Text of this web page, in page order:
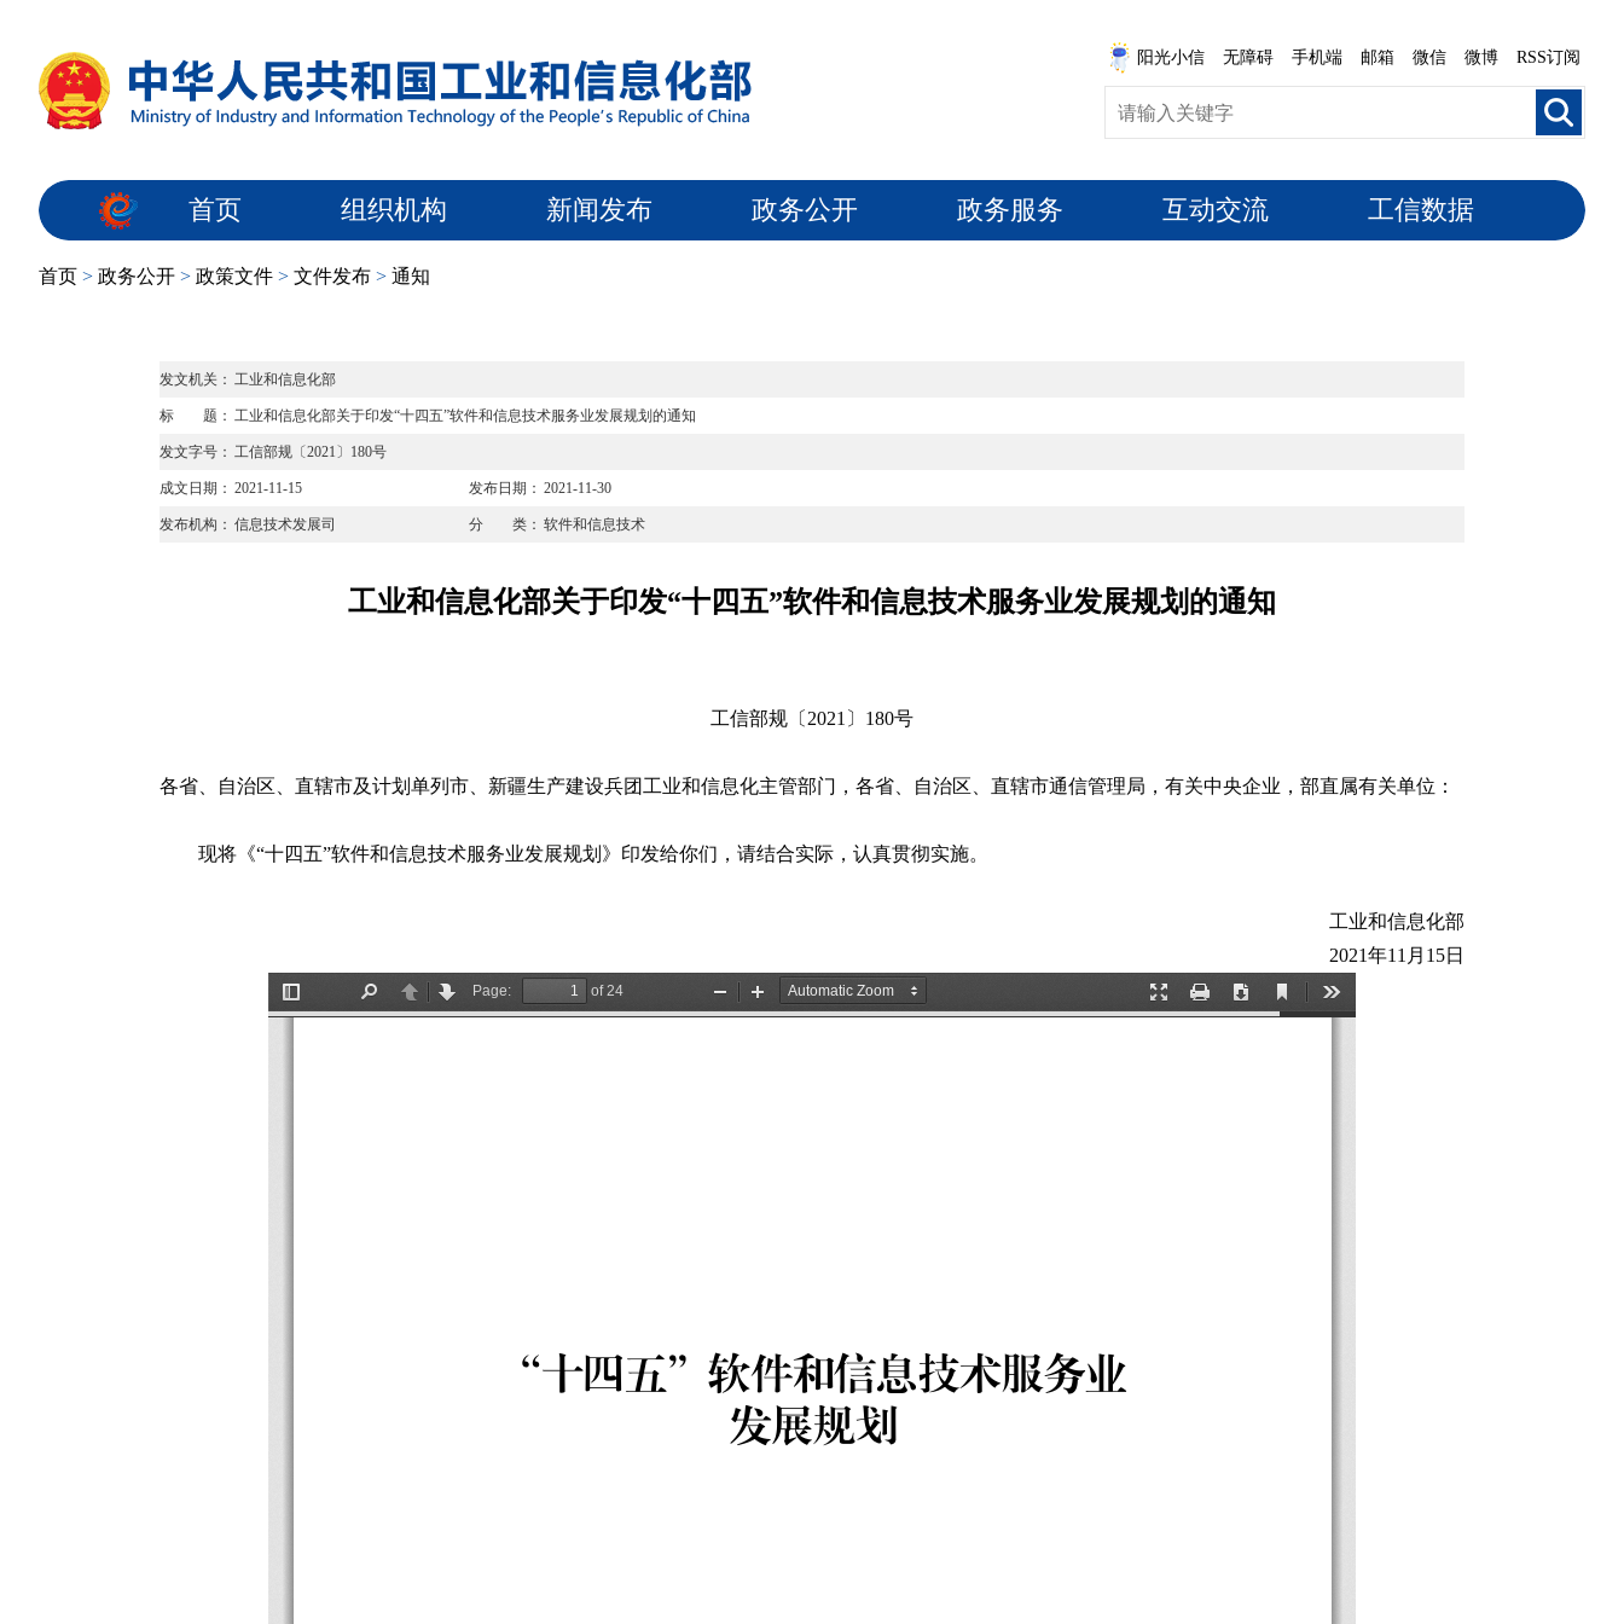
阳光小信 无障碍 手机端 邮箱 微信 微博 RSS订阅
首页 组织机构 新闻发布 政务公开 政务服务 互动交流 工信数据
首页 > 政务公开 > 政策文件 > 文件发布 > 通知
发文机关： 工业和信息化部
标 题： 工业和信息化部关于印发“十四五”软件和信息技术服务业发展规划的通知
发文字号： 工信部规〔2021〕180号
成文日期： 2021-11-15 发布日期： 2021-11-30
发布机构： 信息技术发展司 分 类： 软件和信息技术
工业和信息化部关于印发“十四五”软件和信息技术服务业发展规划的通知
工信部规〔2021〕180号
各省、自治区、直辖市及计划单列市、新疆生产建设兵团工业和信息化主管部门，各省、自治区、直辖市通信管理局，有关中央企业，部直属有关单位：
现将《“十四五”软件和信息技术服务业发展规划》印发给你们，请结合实际，认真贯彻实施。
工业和信息化部
2021年11月15日